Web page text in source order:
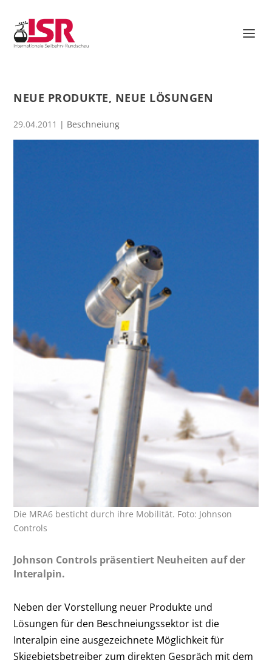
NEUE PRODUKTE, NEUE LÖSUNGEN
29.04.2011 | Beschneiung
Die MRA6 besticht durch ihre Mobilität. Foto: Johnson
Controls
Johnson Controls präsentiert Neuheiten auf der
Interalpin.
Neben der Vorstellung neuer Produkte und
Lösungen für den Beschneiungssektor ist die
Interalpin eine ausgezeichnete Möglichkeit für
Skigebietsbetreiber zum direkten Gespräch mit dem